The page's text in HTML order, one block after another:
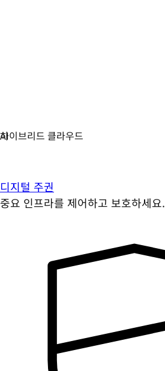
디지털 주권
중요 인프라를 제어하고 보호하세요.